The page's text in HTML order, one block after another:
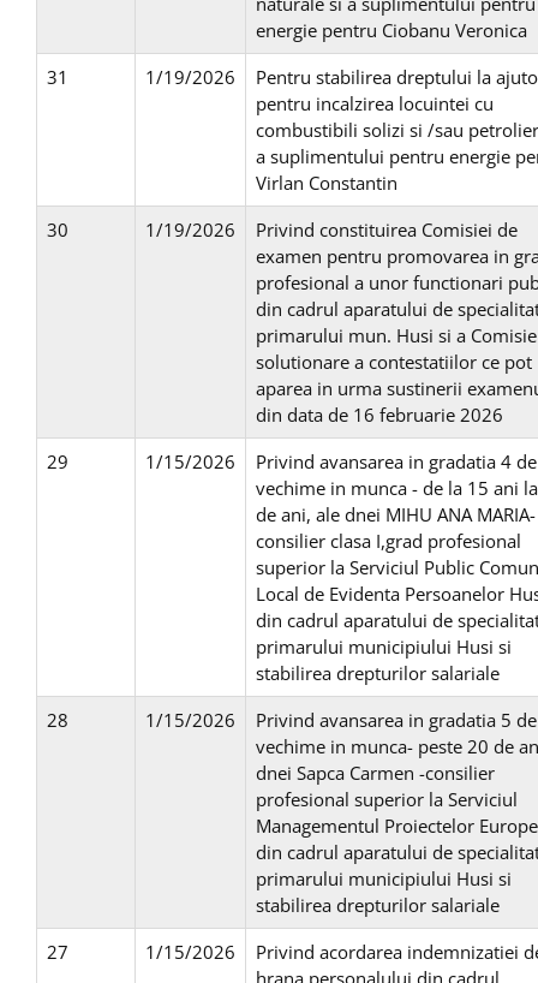
energie pentru Ciobanu Veronica
31
1/19/2026
Pentru stabilirea dreptului la
pentru incalzirea locuintei cu
combustibili solizi si /sau
a suplimentului pentru energie
Virlan Constantin
30
1/19/2026
Privind constituirea Comisiei de
examen pentru promovarea in
profesional a unor functionari
din cadrul aparatului de
primarului mun. Husi si a
solutionare a contestatiilor ce pot
aparea in urma sustinerii
din data de 16 februarie 2026
29
1/15/2026
Privind avansarea in gradatia 4 de
vechime in munca - de la 15 ani
de ani, ale dnei MIHU ANA MARIA-
consilier clasa I,grad profesional
superior la Serviciul Public
Local de Evidenta Persoanelor
din cadrul aparatului de
primarului municipiului Husi si
stabilirea drepturilor salariale
28
1/15/2026
Privind avansarea in gradatia 5 de
vechime in munca- peste 20 de
dnei Sapca Carmen -consilier
profesional superior la Serviciul
Managementul Proiectelor
din cadrul aparatului de
primarului municipiului Husi si
stabilirea drepturilor salariale
27
1/15/2026
Privind acordarea indemnizatiei